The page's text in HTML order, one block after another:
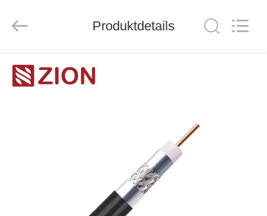
HAUS
LTD.
Produktdetails